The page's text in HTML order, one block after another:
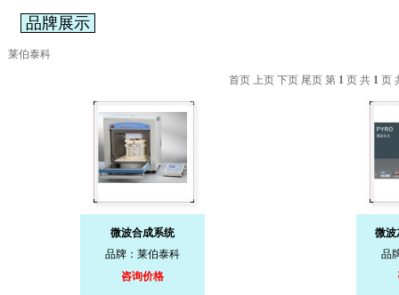
品牌展示
莱伯泰科
首页 上页 下页 尾页 第 1 页 共 1 页
微波合成系统
品牌：莱伯泰科
咨询价格
微波
品